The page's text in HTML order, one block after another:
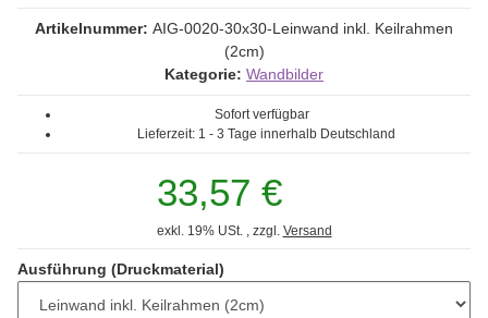
Artikelnummer: AIG-0020-30x30-Leinwand inkl. Keilrahmen
(2cm)
Kategorie: Wandbilder
Sofort verfügbar
Lieferzeit: 1 - 3 Tage innerhalb Deutschland
33,57 €
exkl. 19% USt. , zzgl. Versand
Ausführung (Druckmaterial)